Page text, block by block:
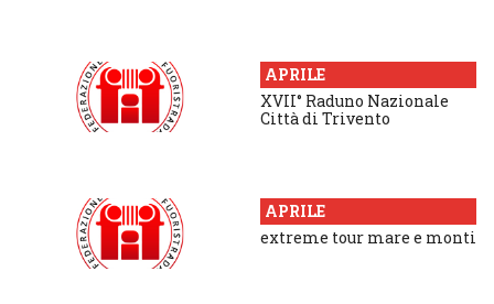
APRILE
XVII° Raduno Nazionale
Città di Trivento
APRILE
extreme tour mare e monti